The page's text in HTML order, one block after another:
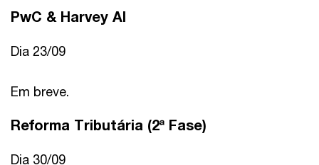
PwC & Harvey AI
Dia 23/09
Em breve.
Reforma Tributária (2ª Fase)
Dia 30/09